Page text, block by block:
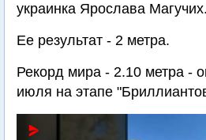
украинка Ярослава Магучих.
Ее результат - 2 метра.
Рекорд мира - 2.10 метра -
июля на этапе